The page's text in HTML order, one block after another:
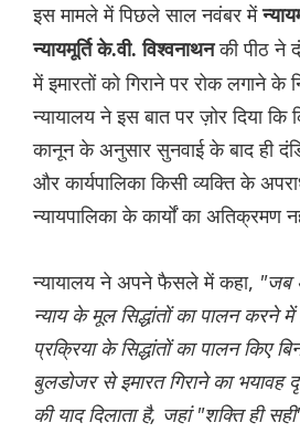
इस मामले में पिछले साल नवंबर में
न्यायमूर्ति के.वी. विश्वनाथनकी पीठ ने
में इमारतों को गिराने पर रोक लगाने के
न्यायालय ने इस बात पर ज़ोर दिया
कानून के अनुसार सुनवाई के बाद ही
और कार्यपालिका किसी व्यक्ति के
न्यायपालिका के कार्यों का अतिक्रमण
न्यायालय ने अपने फैसले में कहा, "जब
न्याय के मूल सिद्धांतों का पालन करने
प्रक्रिया के सिद्धांतों का पालन किए
बुलडोजर से इमारत गिराने का
की याद दिलाता है, जहां "शक्ति ही